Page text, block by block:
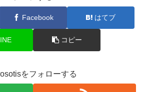
Facebook はてブ
コピー
をフォローする